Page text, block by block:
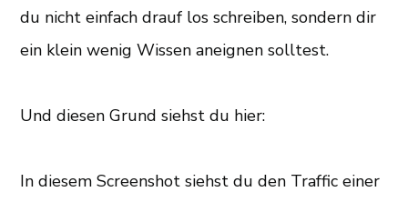
du nicht einfach drauf los schreiben, sondern dir
ein klein wenig Wissen aneignen solltest.
Und diesen Grund siehst du hier:
In diesem Screenshot siehst du den Traffic einer